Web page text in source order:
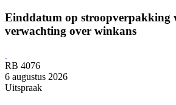
Einddatum op stroopverpakking
verwachting over winkans
RB 4076
6 augustus 2026
Uitspraak